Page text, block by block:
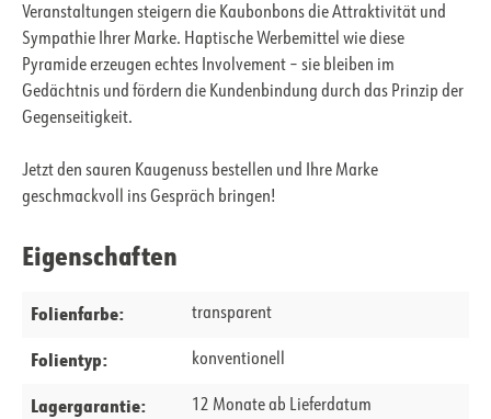
Veranstaltungen steigern die Kaubonbons die Attraktivität und
Sympathie Ihrer Marke. Haptische Werbemittel wie diese
Pyramide erzeugen echtes Involvement – sie bleiben im
Gedächtnis und fördern die Kundenbindung durch das Prinzip der
Gegenseitigkeit.
Jetzt den sauren Kaugenuss bestellen und Ihre Marke
geschmackvoll ins Gespräch bringen!
Eigenschaften
Folienfarbe: transparent
Folientyp: konventionell
Lagergarantie: 12 Monate ab Lieferdatum